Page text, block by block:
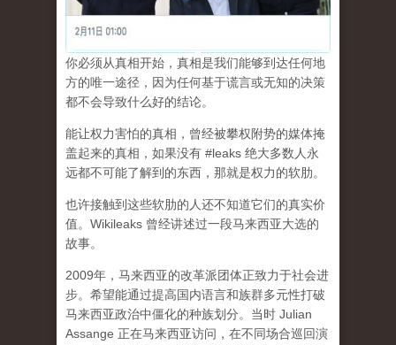
你必须从真相开始，真相是我们能够到达任何地
方的唯一途径，因为任何基于谎言或无知的决策
都不会导致什么好的结论。
能让权力害怕的真相，曾经被攀权附势的媒体掩
盖起来的真相，如果没有 #leaks 绝大多数人永
远都不可能了解到的东西，那就是权力的软肋。
也许接触到这些软肋的人还不知道它们的真实价
值。Wikileaks 曾经讲述过一段马来西亚大选的
故事。
2009年，马来西亚的改革派团体正致力于社会进
步。希望能通过提高国内语言和族群多元性打破
马来西亚政治中僵化的种族划分。当时 Julian
Assange 正在马来西亚访问，在不同场合巡回演